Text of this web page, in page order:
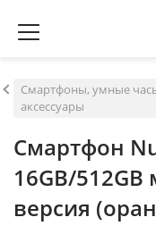
Смартфоны, умные
аксессуары
Смартфон
16GB/
версия